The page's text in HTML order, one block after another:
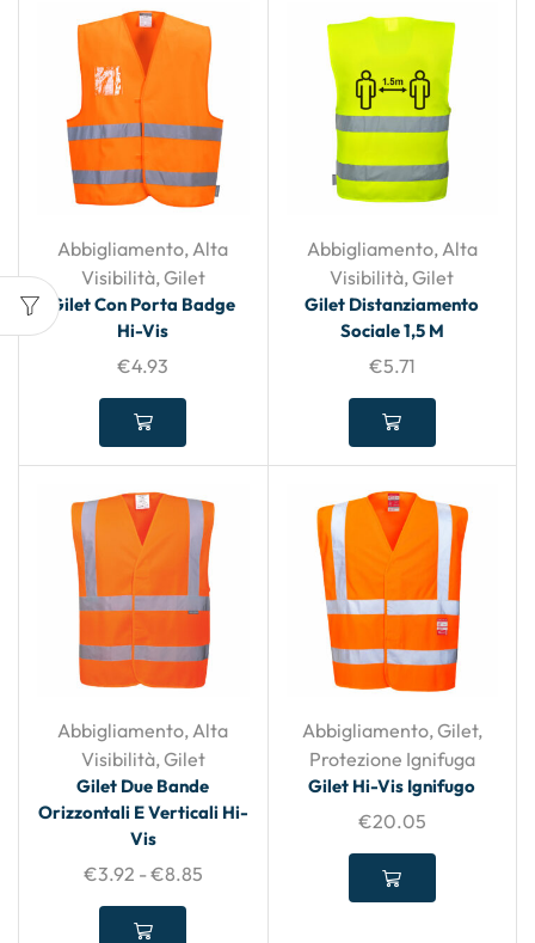
Abbigliamento, Alta
Visibilità, Gilet
Gilet Con Porta Badge
Hi-Vis
€4.93
Abbigliamento, Alta
Visibilità,Gilet
Gilet Distanziamento
Sociale 1,5 M
€5.71
Abbigliamento, Alta
Visibilità, Gilet
Gilet Due Bande
Orizzontali E Verticali Hi-
Vis
€3.92 -€8.85
Abbigliamento, Gilet,
Protezione Ignifuga
Gilet Hi-Vis Ignifugo
€20.05